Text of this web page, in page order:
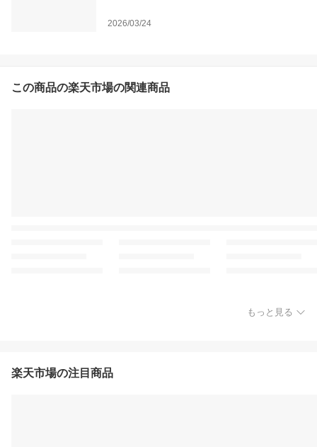
2026/03/24
この商品の楽天市場の関連商品
もっと見る
楽天市場の注目商品